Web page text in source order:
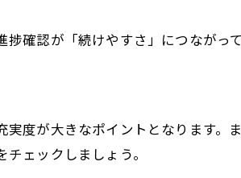
確認が「続けやすさ」につながっ
度が大きなポイントとなります。
ェックしましょう。